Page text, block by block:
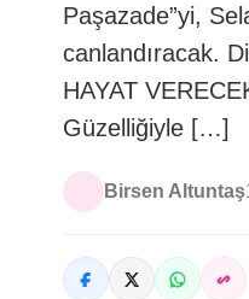
Paşazade”yi,
canlandıracak.
HAYAT
Güzelliğiyle […]
Birsen Altuntaş